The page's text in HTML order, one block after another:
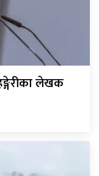
लेखक